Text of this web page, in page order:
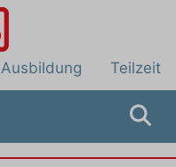
Ausbildung Teilzeit